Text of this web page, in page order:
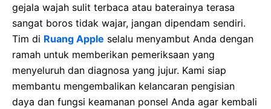
gejala wajah sulit terbaca atau baterainya terasa
sangat boros tidak wajar, jangan dipendam sendiri.
Tim di Ruang Apple selalu menyambut Anda dengan
ramah untuk memberikan pemeriksaan yang
menyeluruh dan diagnosa yang jujur. Kami siap
membantu mengembalikan kelancaran pengisian
daya dan fungsi keamanan ponsel Anda agar kembali